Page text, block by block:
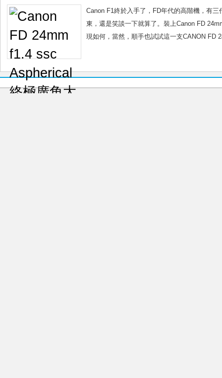
Canon F1終於入手了，FD年代的高階機，有
東，還是笑談一下就算了。裝上Canon FD
現如何，當然，順手也試試這一支CANON FD